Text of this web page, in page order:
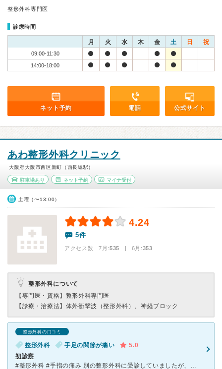
整形外科専門医
診療時間
月 火 水 木 金 土 日 祝
09:00-11:30
14:00-18:00
ネット予約 電話 公式サイト
あわ整形外科クリニック
大阪府大阪市西区新町（西長堀駅）
駐車場あり ネット予約 マイナ受付
土曜（〜13:00）
4.24
5件
アクセス数 7月:535 | 6月:353
整形外科について
【専門医・資格】 整形外科専門医
【診療・治療法】 体外衝撃波（整形外科）、神経ブロック
整形外科の口コミ
整形外科 手足の関節が痛い
5.0
初診察
#整形外科 #手指の痛み 別の整形外科に受診していましたが、知人の紹介であわ整形外科を初診で受診しました。 人は沢山いましたが、待ち時間もそこまで長くなくて、なにより先生が凄く丁寧に診察や